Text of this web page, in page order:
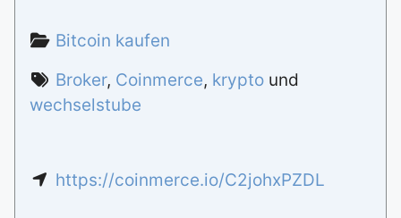
Bitcoin kaufen
Broker, Coinmerce, kryptound
wechselstube
https://coinmerce.io/C2johxPZDL